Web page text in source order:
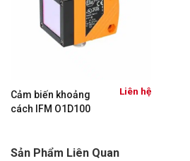
Cảm biến khoảng
cách IFM O1D100
Liên hệ
Sản Phẩm Liên Quan